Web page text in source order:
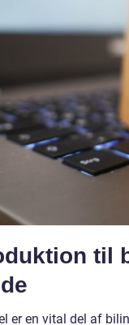
til
er en vital del af